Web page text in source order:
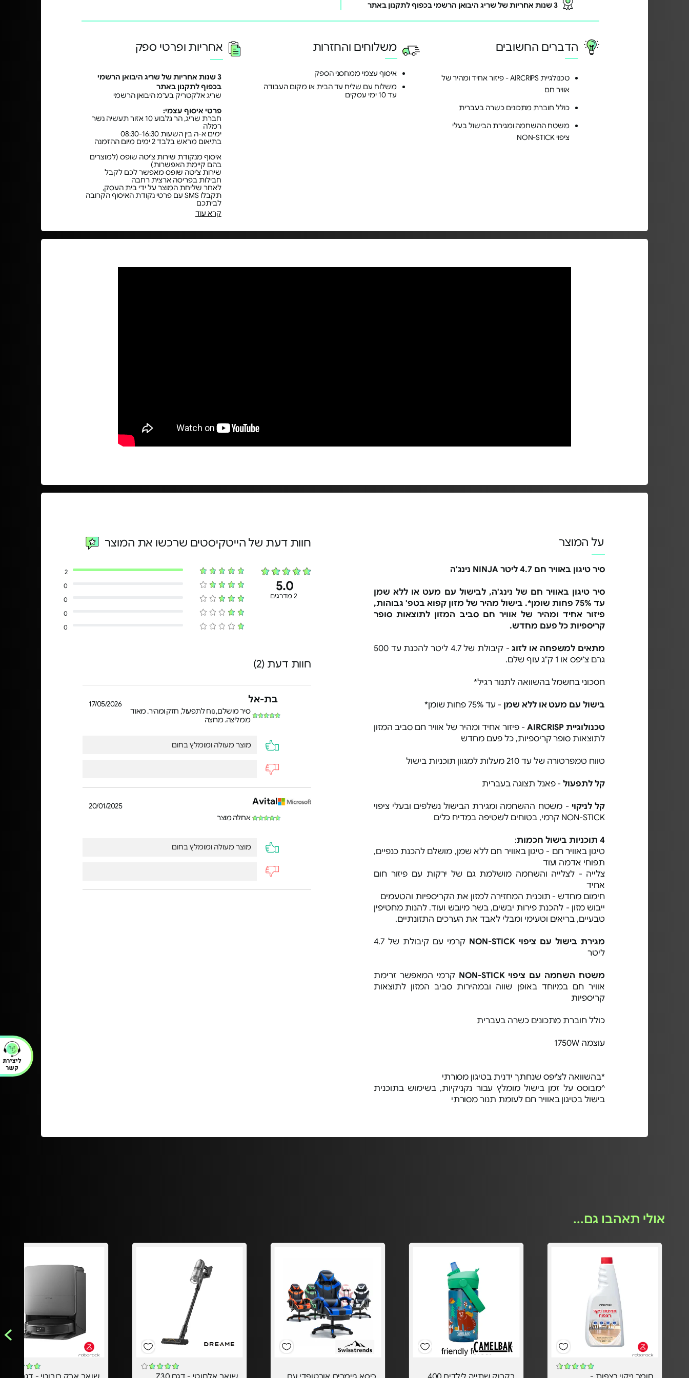
3 שנות אחריות של שריג היבואן הרשמי בכפוף לתקנון באתר
הדברים החשובים
טכנולגיית AIRCRIPS - פיזור אחיד ומהיר של
אוויר חם
כולל חוברת מתכונים כשרה בעברית
משטח ההשחמה ומגירת הבישול בעלי
ציפוי NON-STICK
משלוחים והחזרות
איסוף עצמי ממחסני הספק
משלוח עם שליח עד הבית או מקום העבודה
עד 10 ימי עסקים
אחריות ופרטי ספק
3 שנות אחריות של שריג היבואן הרשמי
בכפוף לתקנון באתר
שריג אלקטריק בע"מ היבואן הרשמי
פרטי איסוף עצמי:
חברת שריג, הר גלבוע 10 אזור תעשיה נשר
רמלה
ימים א-ה בין השעות 08:30-16:30
בתיאום מראש בלבד 2 ימים מיום ההזמנה
איסוף מנקודת שירות צ'יטה שופס (למוצרים
בהם קיימת האפשרות)
שירות צ'יטה שופס מאפשר לכם לקבל
חבילות בפריסה ארצית רחבה
לאחר שליחת המוצר על ידי בית העסק,
תקבלו SMS עם פרטי נקודת האיסוף הקרובה
לביתכם
קרא עוד
על המוצר
סיר טיגון באוויר חם 4.7 ליטר NINJA נינג'ה
סיר טיגון באוויר חם של נינג'ה, לבישול עם מעט או ללא שמן
עד 75% פחות שומן*. בישול מהיר של מזון קפוא בטפ' גבוהות,
פיזור אחיד ומהיר של אוויר חם סביב המזון לתוצאות סופר
קריספיות כל פעם מחדש.
מתאים למשפחה או לזוג
- קיבולת של 4.7 ליטר להכנת עד 500
גרם צ'יפס או 1 ק"ג עוף שלם.
חסכוני בחשמל בהשוואה לתנור רגיל*
בישול עם מעט או ללא שמן - עד 75% פחות שומן*
טכנולוגיית AIRCRISP
- פיזור אחיד ומהיר של אוויר חם סביב המזון
לתוצאות סופר קריספיות, כל פעם מחדש
טווח טמפרטורה של עד 210 מעלות למגוון תוכניות בישול
קל לתפעול- פאנל תצוגה בעברית
קל לניקוי - משטח ההשחמה ומגירת הבישול נשלפים ובעלי ציפוי
NON-STICK קרמי, בטוחים לשטיפה במדיח כלים
4 תוכניות בישול חכמות
:
טיגון באוויר חם - טיגון באוויר חם ללא שמן, מושלם להכנת כנפיים,
תפוחי אדמה ועוד
צלייה - לצלייה והשחמה מושלמת גם של ירקות עם פיזור חום
אחיד
חימום מחדש - תוכנית המחזירה למזון את הקריספיות והטעמים
ייבוש מזון - להכנת פירות יבשים, בשר מיובש ועוד. להנות מחטיפין
טבעיים, בריאים וטעימי ומבלי לאבד את הערכים התזונתיים.
מגירת בישול עם ציפוי NON-STICK
קרמי עם קיבולת של 4.7
ליטר
משטח השחמה עם ציפוי NON-STICK
קרמי המאפשר זרימת
אוויר חם במיוחד באופן שווה ובמהירות סביב המזון לתוצאות
קריספיות
כולל חוברת מתכונים כשרה בעברית
עוצמה 1750W
*בהשוואה לצ'יפס שנחתך ידנית בטיגון מסורתי
^מבוסס על זמן בישול מומלץ עבור נקניקיות, בשימוש בתוכנית
בישול בטיגון באוויר חם לעומת תנור מסורתי
חוות דעת של הייטקיסטים שרכשו את המוצר
5.0
2 מדרגים
2
0
0
0
0
חוות דעת (2)
בת-אל
סיר מושלם, נוח לתפעול, חזק ומהיר. מאוד
ממליצה. מרוצה
17/05/2026
מוצר מעולה ומומלץ בחום
Avital
אחלה מוצר
20/01/2025
מוצר מעולה ומומלץ בחום
אולי תאהבו גם...